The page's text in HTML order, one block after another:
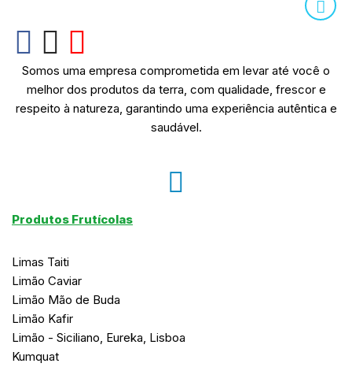
Somos uma empresa comprometida em levar até você o
melhor dos produtos da terra, com qualidade, frescor e
respeito à natureza, garantindo uma experiência autêntica e
saudável.
Produtos Frutícolas
Limas Taiti
Limão Caviar
Limão Mão de Buda
Limão Kafir
Limão - Siciliano, Eureka, Lisboa
Kumquat